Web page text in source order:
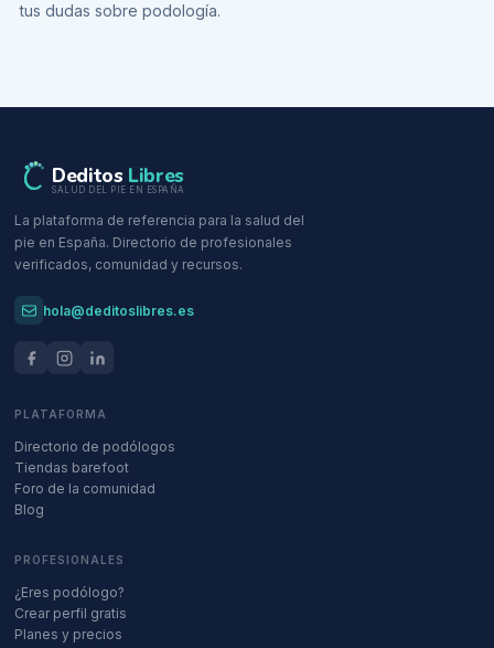
tus dudas sobre podología.
Deditos Libres
SALUD DEL PIE EN ESPAÑA
La plataforma de referencia para la salud del
pie en España. Directorio de profesionales
verificados, comunidad y recursos.
hola@deditoslibres.es
PLATAFORMA
Directorio de podólogos
Tiendas barefoot
Foro de la comunidad
Blog
PROFESIONALES
¿Eres podólogo?
Crear perfil gratis
Planes y precios